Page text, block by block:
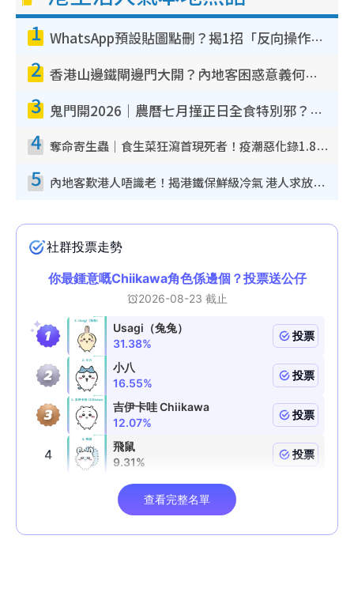
1 WhatsApp預設貼圖點刪？揭1招「反向操作」還原簡潔介面 附3步實測教學
2 香港山邊鐵閘邊門大開？內地客困惑意義何在！網民神回覆：呢種叫法理性防禦
3 鬼門開2026｜農曆七月撞正日全食特別邪？專家警告切忌做一事！揭4大禁忌+2招保平安
4 奪命寄生蟲｜食生菜狂瀉首現死者！疫潮惡化錄1.8萬宗病例 揭洗菜3大謬誤
5 內地客歎港人唔識老！揭港鐵保鮮級冷氣 港人求放過：咪投訴